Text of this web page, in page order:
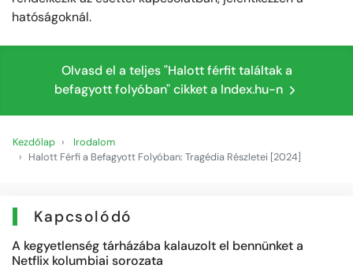
hatóságoknál.
Olvasd el a teljes "Halott férfit találtak a
befagyott folyóban" cikket a Index.hu-n
Kezdőlap
Irodalom
Halott Férfi a Befagyott Folyóban: Tragédia Részletei [2024]
Kapcsolódó
A kegyetlenség tárházába kalauzolt el bennünket a
Netflix kolumbiai sorozata